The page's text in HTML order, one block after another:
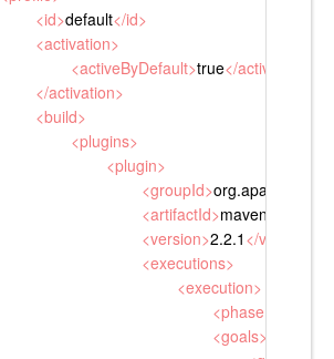
<id>default</id>
<activation>
<activeByDefault>true</
</activation>
<build>
<plugins>
<plugin>
<groupId>
<artifactId>maven-source-
<version>2.2.1 </version
<executions>
<execution>
<phase
<goals>